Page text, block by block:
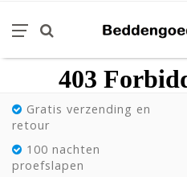
Gratis verzending en
retour
100 nachten
proefslapen